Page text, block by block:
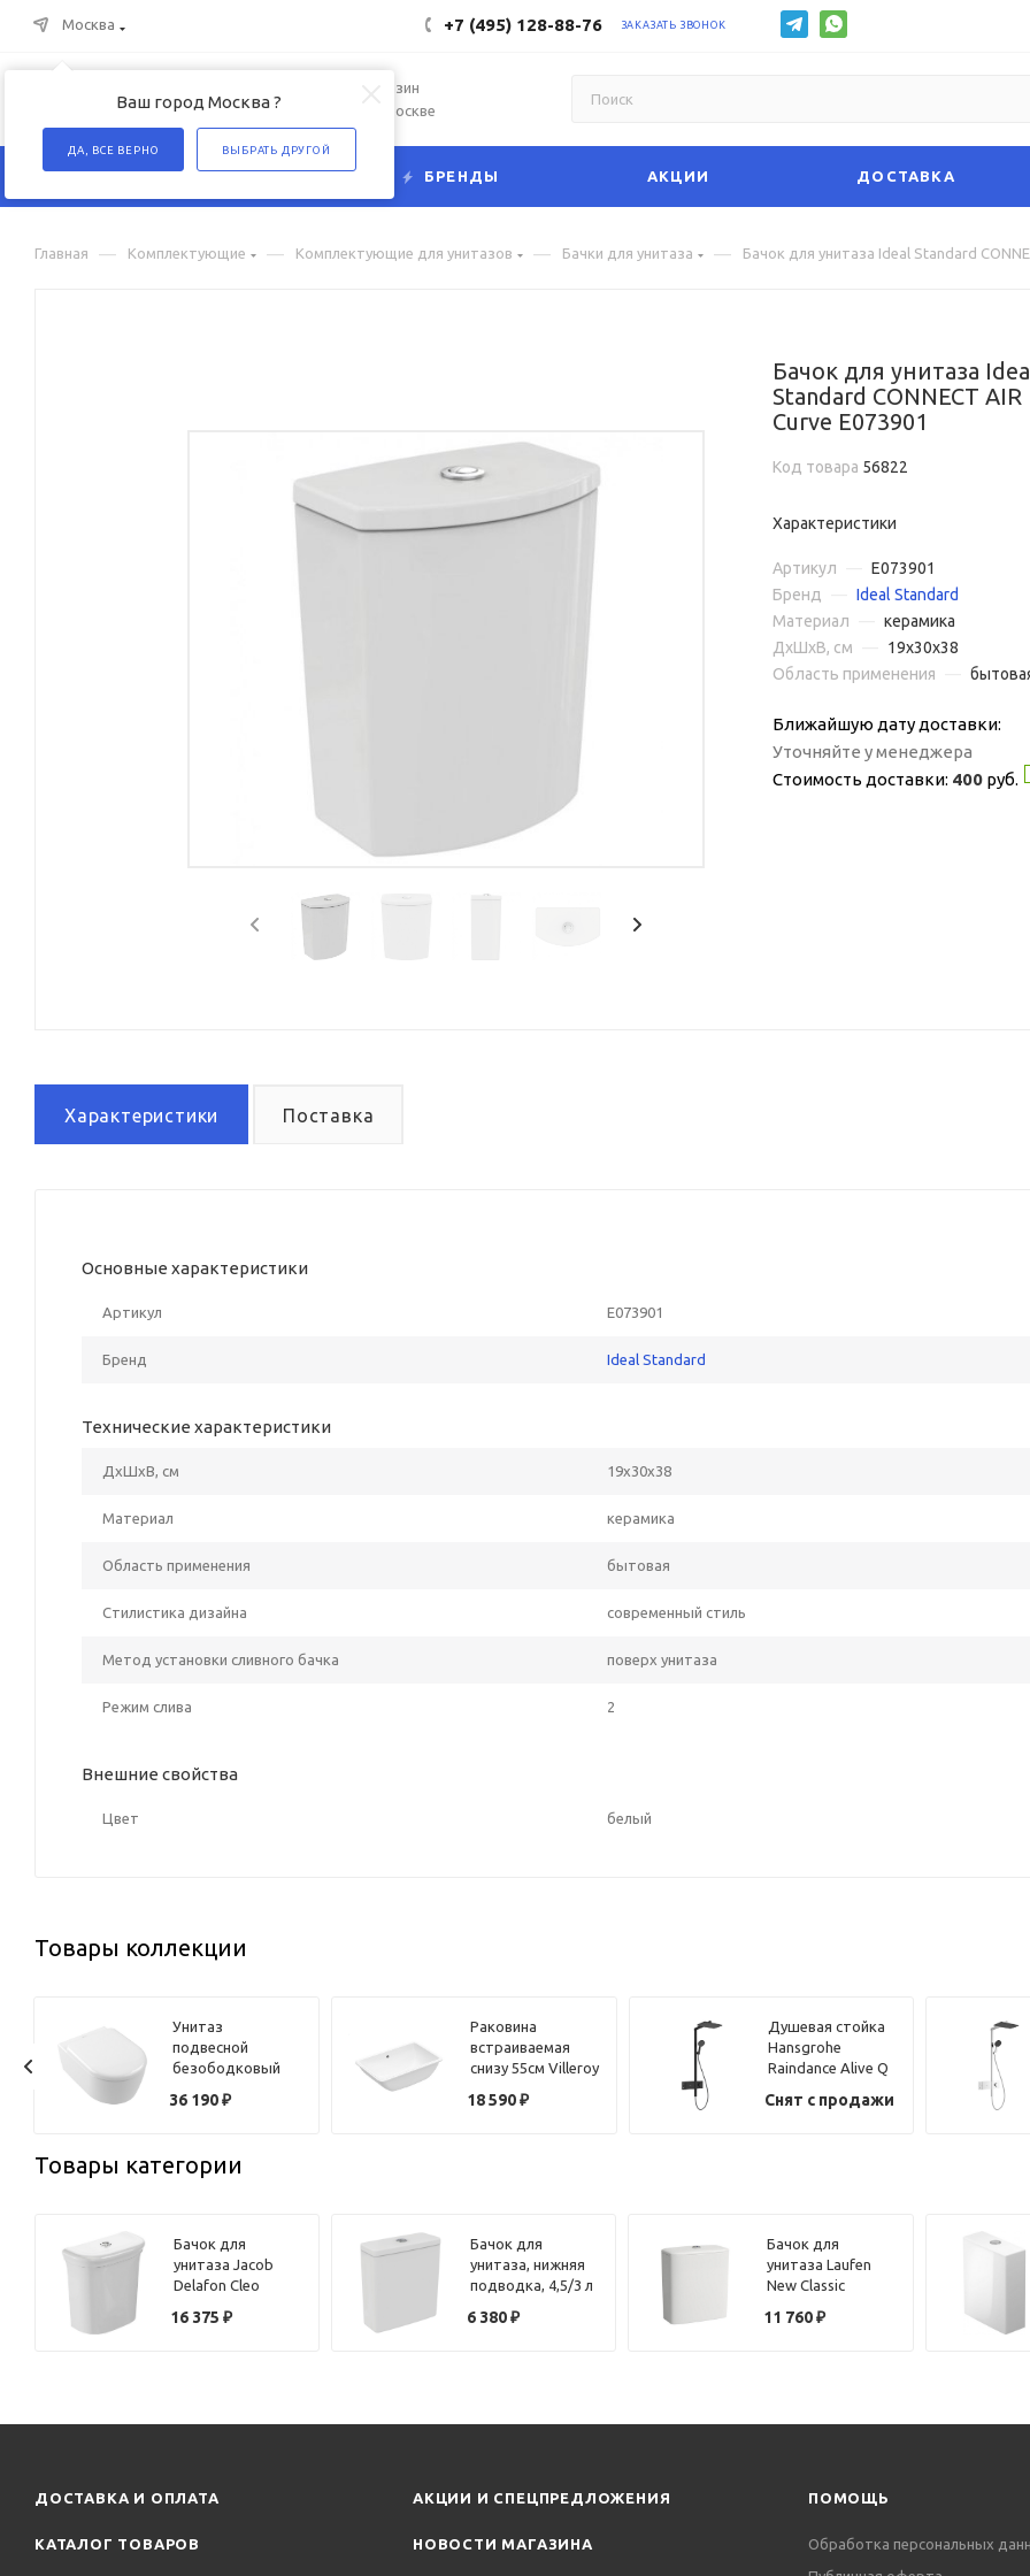
Москва
Ваш город Москва ?
ДА, ВСЕ ВЕРНО ВЫБРАТЬ ДРУГОЙ
+7 (495) 128-88-76 ЗАКАЗАТЬ ЗВОНОК
Интернет-магазин
сантехники в Москве
КАТАЛОГ БРЕНДЫ АКЦИИ ДОСТАВКА
Главная — Комплектующие — Комплектующие для унитазов — Бачки для унитаза — Бачок для унитаза Ideal Standard
Бачок для унитаза
Standard CONNECT AIR
Curve E073901
Код товара 56822
Характеристики
Артикул
E073901
Бренд
Ideal Standard
Материал
керамика
ДxШxВ, см
19x30x38
Область применения
Ближайшую дату доставки:
Уточняйте у менеджера
Стоимость доставки: 400 руб.
Характеристики Поставка
Основные характеристики
Артикул E073901
Бренд Ideal Standard
Технические характеристики
ДxШxВ, см 19x30x38
Материал керамика
Область применения бытовая
Стилистика дизайна современный стиль
Метод установки сливного бачка поверх унитаза
Режим слива 2
Внешние свойства
Цвет белый
Товары коллекции
Унитаз
подвесной
безободковый
Skyla 5656CL01
36 190₽
Раковина
встраиваемая
снизу 55см Villeroy
51225301 белый
18 590₽
Душевая стойка
Hansgrohe
Raindance Alive Q
матовый
Снят с продажи
Товары категории
Бачок для
унитаза Jacob
Delafon Cleo
16 375 ₽
Бачок для
унитаза, нижняя
подводка, 4,5/3 л
i.life S T473501
6 380₽
Бачок для
унитаза Laufen
New Classic
(подвод воды
11 760₽
ДОСТАВКА И ОПЛАТА
КАТАЛОГ ТОВАРОВ
АКЦИИ И СПЕЦПРЕДЛОЖЕНИЯ
НОВОСТИ МАГАЗИНА
ПОМОЩЬ
Обработка персональных